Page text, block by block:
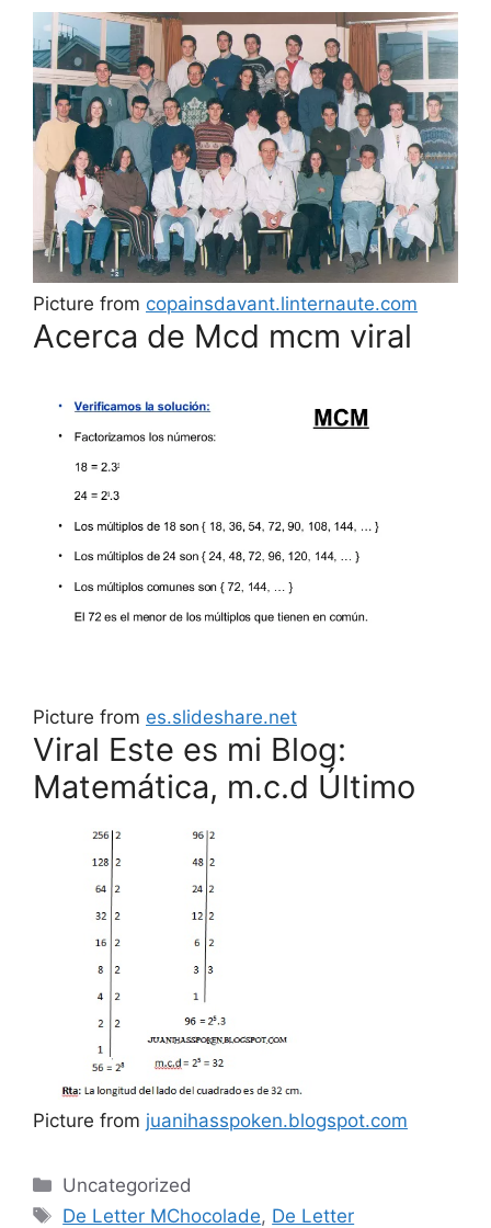
Picture from copainsdavant.linternaute.com
Acerca de Mcd mcm viral
Picture from es.slideshare.net
Viral Este es mi Blog:
Matemática, m.c.d Último
Picture from juanihasspoken.blogspot.com
Categories
Uncategorized
Tags
De Letter MChocolade, De Letter